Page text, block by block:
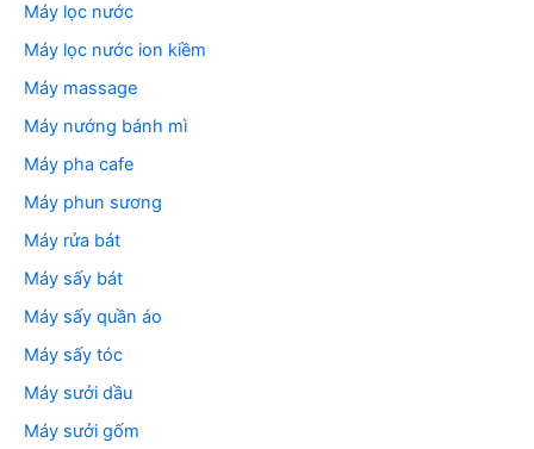
Máy lọc nước
Máy lọc nước ion kiềm
Máy massage
Máy nướng bánh mì
Máy pha cafe
Máy phun sương
Máy rửa bát
Máy sấy bát
Máy sấy quần áo
Máy sấy tóc
Máy sưởi dầu
Máy sưởi gốm